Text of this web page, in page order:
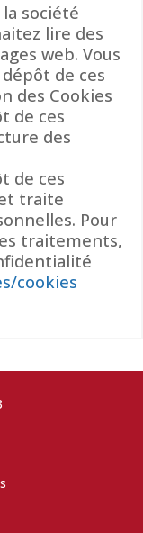
société
lire des
web. Vous
de ces
des Cookies
de ces
des
de ces
traite
Pour
traitements,
cookies